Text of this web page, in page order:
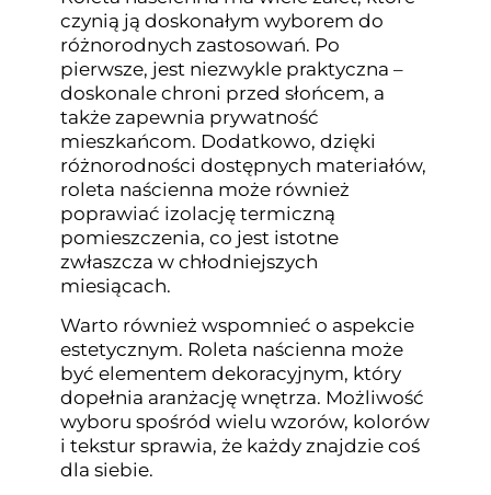
czynią ją doskonałym wyborem do
różnorodnych zastosowań. Po
pierwsze, jest niezwykle praktyczna –
doskonale chroni przed słońcem, a
także zapewnia prywatność
mieszkańcom. Dodatkowo, dzięki
różnorodności dostępnych materiałów,
roleta naścienna może również
poprawiać izolację termiczną
pomieszczenia, co jest istotne
zwłaszcza w chłodniejszych
miesiącach.
Warto również wspomnieć o aspekcie
estetycznym. Roleta naścienna może
być elementem dekoracyjnym, który
dopełnia aranżację wnętrza. Możliwość
wyboru spośród wielu wzorów, kolorów
i tekstur sprawia, że każdy znajdzie coś
dla siebie.